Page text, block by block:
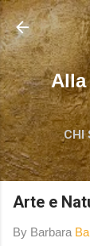
Alla
CHI
Arte e
By Barbara